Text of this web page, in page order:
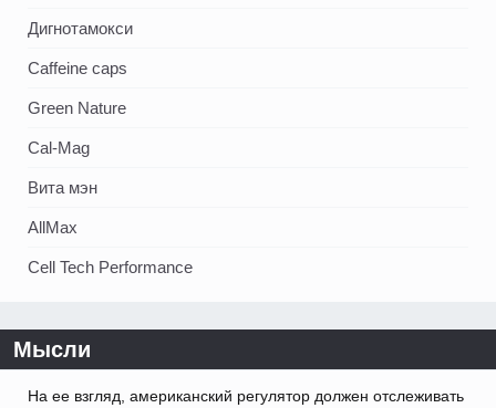
Дигнотамокси
Caffeine caps
Green Nature
Cal-Mag
Вита мэн
AllMax
Cell Tech Performance
Мысли
На ее взгляд, американский регулятор должен отслеживать